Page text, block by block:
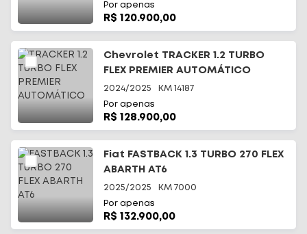
(48) 99644-0085
Por apenas
R$ 120.900,00
Chevrolet TRACKER 1.2 TURBO
FLEX PREMIER AUTOMÁTICO
2024/2025 KM 14187
Por apenas
R$ 128.900,00
Fiat FASTBACK 1.3 TURBO 270 FLEX
ABARTH AT6
2025/2025 KM 7000
Por apenas
R$ 132.900,00